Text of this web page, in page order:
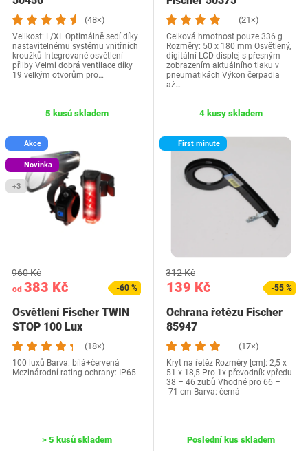
(48×)
Velikost: L/XL Optimálně sedí díky
nastavitelnému systému vnitřních
kroužků Integrované osvětlení
přilby Velmi dobrá ventilace díky
19 velkým otvorům pro…
5 kusů skladem
(21×)
Celková hmotnost pouze 336 g
Rozměry: 50 x 180 mm Osvětlený,
digitální LCD displej s přesným
zobrazením aktuálního tlaku v
pneumatikách Výkon čerpadla
až…
4 kusy skladem
Akce
Novinka
+3
od 383 Kč
960 Kč
-60 %
Osvětlení Fischer TWIN
STOP 100 Lux
(18×)
100 luxů Barva: bílá+červená
Mezinárodní rating ochrany: IP65
> 5 kusů skladem
First minute
139 Kč
312 Kč
-55 %
Ochrana řetězu Fischer
85947
(17×)
Kryt na řetěz Rozměry [cm]: 2,5 x
51 x 18,5 Pro 1x převodník vpředu
38 – 46 zubů Vhodné pro 66 –
71 cm Barva: černá
Poslední kus skladem